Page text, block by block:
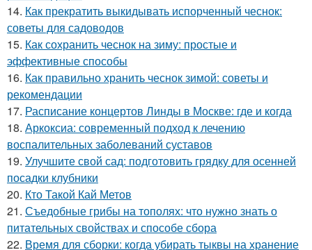
14. Как прекратить выкидывать испорченный чеснок:
советы для садоводов
15. Как сохранить чеснок на зиму: простые и
эффективные способы
16. Как правильно хранить чеснок зимой: советы и
рекомендации
17. Расписание концертов Линды в Москве: где и когда
18. Аркоксиа: современный подход к лечению
воспалительных заболеваний суставов
19. Улучшите свой сад: подготовить грядку для осенней
посадки клубники
20. Кто Такой Кай Метов
21. Съедобные грибы на тополях: что нужно знать о
питательных свойствах и способе сбора
22. Время для сборки: когда убирать тыквы на хранение